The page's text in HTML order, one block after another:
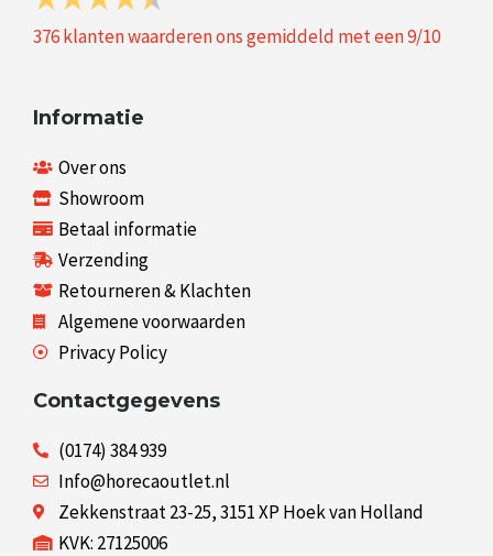
376klanten waarderen ons gemiddeld met een9/10
Informatie
Over ons
Showroom
Betaal informatie
Verzending
Retourneren & Klachten
Algemene voorwaarden
Privacy Policy
Contactgegevens
(0174) 384 939
Info@horecaoutlet.nl
Zekkenstraat 23-25, 3151 XP Hoek van Holland
KVK: 27125006